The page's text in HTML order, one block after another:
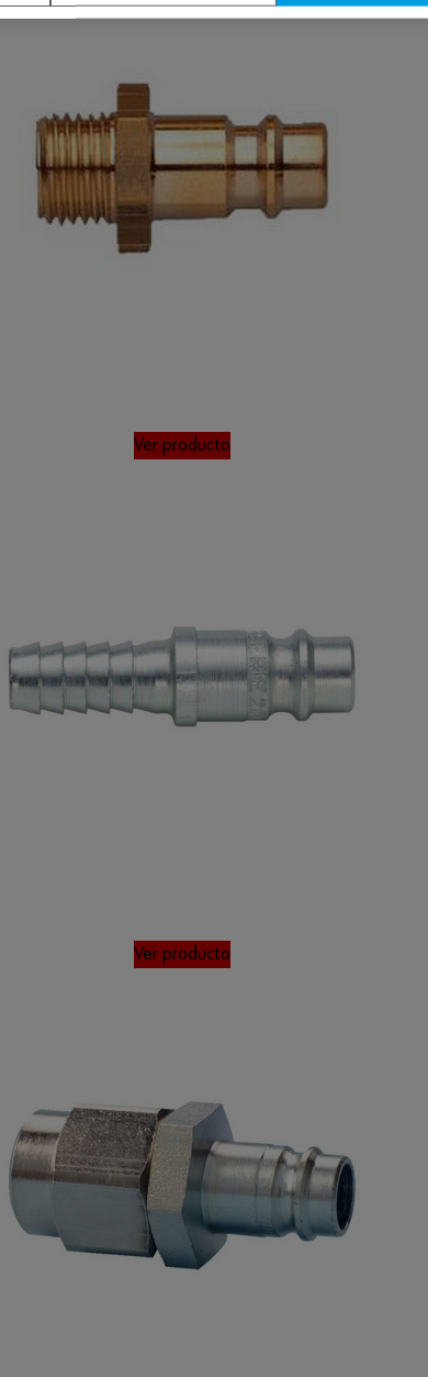
Ver producto
Ver producto